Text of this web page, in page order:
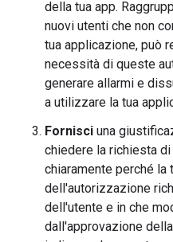
della tua app.
nuovi utenti che non
tua applicazione, può
necessità di queste
generare allarmi e
a utilizzare la tua
Fornisci una
chiedere la richiesta
chiaramente perché la
dell'autorizzazione
dell'utente e in che
dall'approvazione